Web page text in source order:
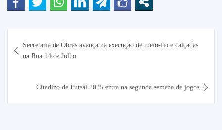
de
Post
Secretaria de Obras avança na execução de meio-fio e calçadas
na Rua 14 de Julho
Citadino de Futsal 2025 entra na segunda semana de jogos